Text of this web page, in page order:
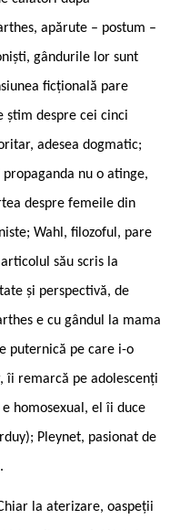
apărute – postum –
gândurile lor sunt
ficțională pare
știm despre cei cinci
adesea dogmatic;
nu o atinge,
despre femeile din
Wahl, filozoful, pare
său scris la
și perspectivă, de
e cu gândul la mama
puternică pe care i-o
îi remarcă pe adolescenți
homosexual, el îi duce
Pleynet, pasionat de
la aterizare, oaspeții